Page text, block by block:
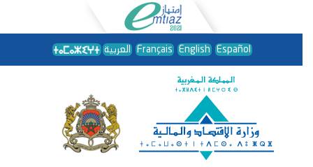
العربية Français English Español